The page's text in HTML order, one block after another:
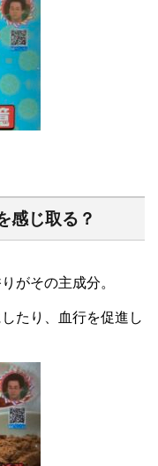
感じ取る？
がその主成分。
たり、血行を促進し